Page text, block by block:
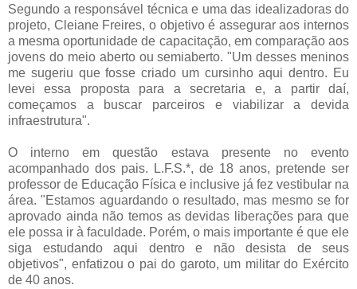
Segundo a responsável técnica e uma das idealizadoras do
projeto, Cleiane Freires, o objetivo é assegurar aos internos
a mesma oportunidade de capacitação, em comparação aos
jovens do meio aberto ou semiaberto. "Um desses meninos
me sugeriu que fosse criado um cursinho aqui dentro. Eu
levei essa proposta para a secretaria e, a partir daí,
começamos a buscar parceiros e viabilizar a devida
infraestrutura".
O interno em questão estava presente no evento
acompanhado dos pais. L.F.S.*, de 18 anos, pretende ser
professor de Educação Física e inclusive já fez vestibular na
área. "Estamos aguardando o resultado, mas mesmo se for
aprovado ainda não temos as devidas liberações para que
ele possa ir à faculdade. Porém, o mais importante é que ele
siga estudando aqui dentro e não desista de seus
objetivos", enfatizou o pai do garoto, um militar do Exército
de 40 anos.